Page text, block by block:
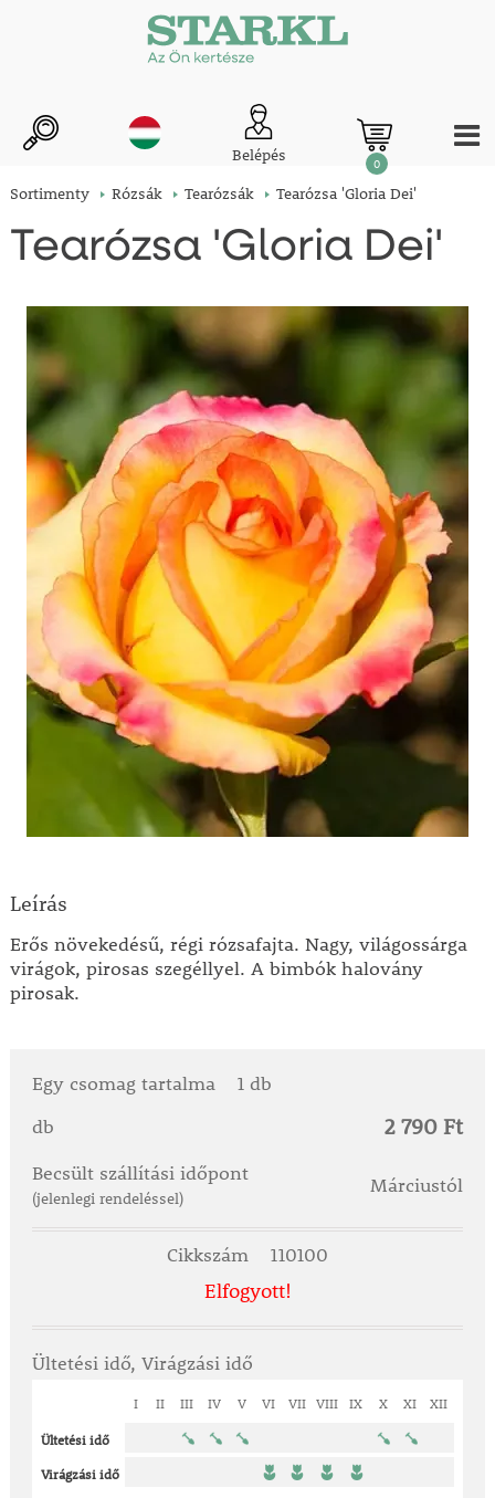
Belépés 0
Sortimenty Rózsák Tearózsák Tearózsa 'Gloria Dei'
Tearózsa 'Gloria Dei'
Leírás
Erős növekedésű, régi rózsafajta. Nagy, világossárga
virágok, pirosas szegéllyel. A bimbók halovány
pirosak.
Egy csomag tartalma
1 db
db
2 790 Ft
Becsült szállítási időpont
(jelenlegi rendeléssel)
Márciustól
Cikkszám 110100
Elfogyott!
Ültetési idő, Virágzási idő
I II III IV V VI VII VIII IX X XI XII
Ültetési idő
Virágzási idő